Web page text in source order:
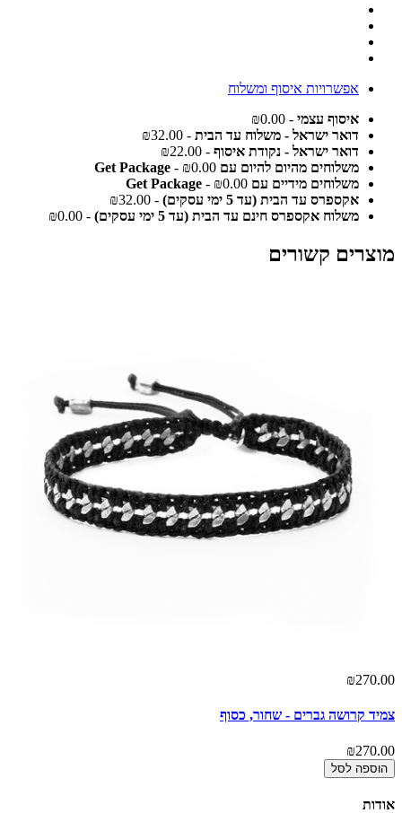
אפשרויות איסוף ומשלוח
איסוף עצמי - ₪0.00
דואר ישראל - משלוח עד הבית - ₪32.00
דואר ישראל - נקודת איסוף - ₪22.00
משלוחים מהיום להיום עם Get Package - ₪0.00
משלוחים מידיים עם Get Package - ₪0.00
אקספרס עד הבית (עד 5 ימי עסקים)
- ₪32.00
משלוח אקספרס חינם עד הבית (עד 5 ימי עסקים)
- ₪0.00
מוצרים קשורים
₪270.00
צמיד קרושה גברים - שחור, כסוף
₪270.00
הוספה לסל
אודות